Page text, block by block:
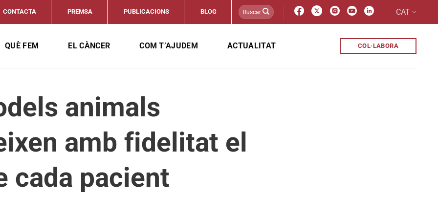
CONTACTA PREMSA PUBLICACIONS BLOG CAT
QUÈ FEM EL CÀNCER COM T’AJUDEM ACTUALITAT COL·LABORA
animals
amb fidelitat el
cada pacient